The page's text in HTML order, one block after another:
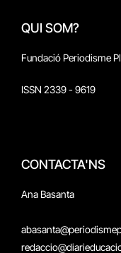
QUI SOM?
Fundació Periodisme
ISSN 2339 - 9619
CONTACTA'NS
Ana Basanta